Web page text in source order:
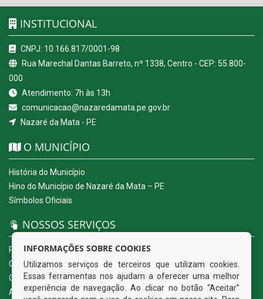
INSTITUCIONAL
CNPJ: 10.166.817/0001-98
Rua Marechal Dantas Barreto, nº 1338, Centro - CEP: 55.800-
000
Atendimento: 7h às 13h
comunicacao@nazaredamata.pe.gov.br
Nazaré da Mata - PE
O MUNICÍPIO
História do Município
Hino do Município de Nazaré da Mata – PE
Símbolos Oficiais
NOSSOS SERVIÇOS
Portal da Transparência
Carta de Serviços ao Usuário
Ouvidoria Eletrônica
Acesso a Informação (eSIC)
INFORMAÇÕES SOBRE COOKIES
Utilizamos serviços de terceiros que utilizam cookies.
Essas ferramentas nos ajudam a oferecer uma melhor
experiência de navegação. Ao clicar no botão “Aceitar”